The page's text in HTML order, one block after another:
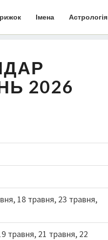
Імена Астрологія
2026
18 травня, 23 травня,
травня, 21 травня, 22